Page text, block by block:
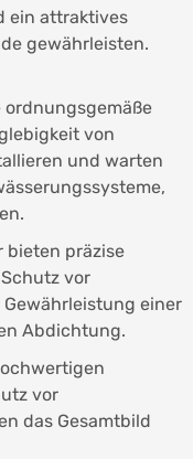
ein attraktives
gewährleisten.
ordnungsgemäße
von
und warten
bieten präzise
vor
einer
Abdichtung.
vor
das Gesamtbild